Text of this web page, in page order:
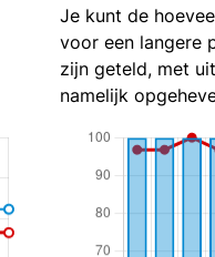
Je kunt de
voor een langere
zijn geteld, met
namelijk